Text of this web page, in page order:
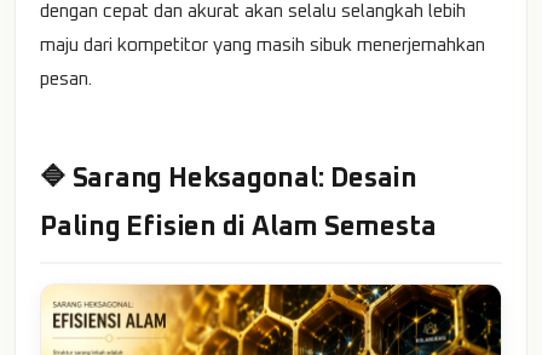
dengan cepat dan akurat akan selalu selangkah lebih
maju dari kompetitor yang masih sibuk menerjemahkan
pesan.
🔷 Sarang Heksagonal: Desain
Paling Efisien di Alam Semesta